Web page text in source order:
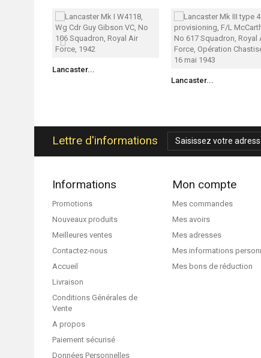
Lancaster...
Lancaster...
Lettre d'informations
Informations
Promotions
Nouveaux produits
Meilleures ventes
Contactez-nous
Accueil
Livraison
Conditions Générales de
Vente
A propos
Paiement sécurisé
Données Personnelles
Mon compte
Mes commandes
Mes avoirs
Mes adresses
Mes informations
Mes bons de réduction